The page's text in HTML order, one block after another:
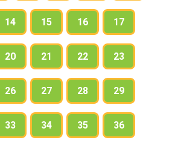
14 15 16 17
20 21 22 23
26 27 28 29
33 34 35 36